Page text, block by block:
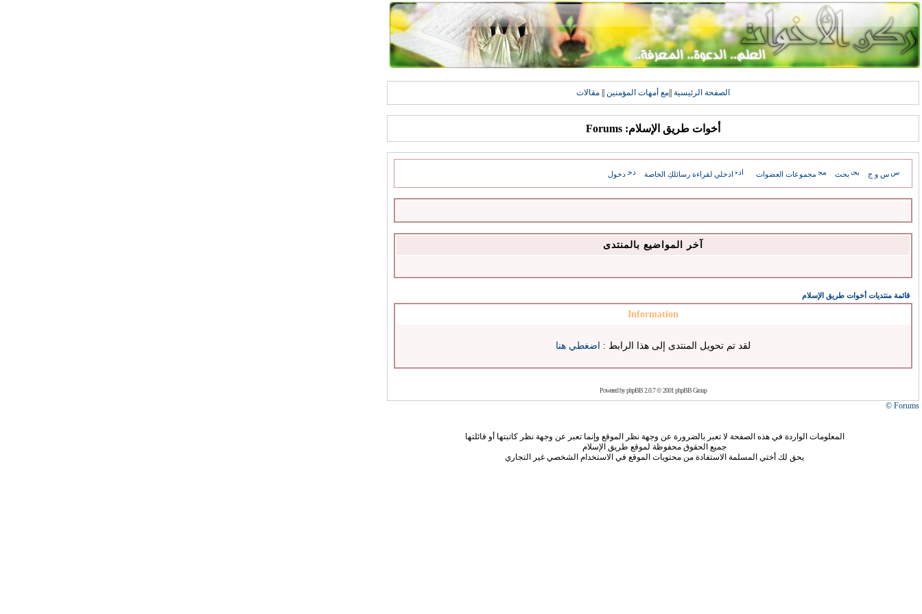
الصفحة الرئيسية مع أمهات المؤمنين مقالات
أخوات طريق الإسلام: Forums
س و ج بحث مجموعات العضوات ادخلي لقراءة رسائلكِ الخاصة دخول
آخر المواضيع بالمنتدى
قائمة منتديات أخوات طريق الإسلام
Information
لقد تم تحويل المنتدى إلى هذا الرابط : اضغطي هنا
Powered byphpBB2.0.7 © 2001 phpBB Group
Forums ©
المعلومات الواردة في هذه الصفحة لا تعبر بالضرورة عن وجهة نظر الموقع وإنما تعبر عن وجهة نظر كاتبتها أو قائلتها
جميع الحقوق محفوظة لموقع طريق الإسلام
يحق لك أختي المسلمة الاستفادة من محتويات الموقع في الاستخدام الشخصي غير التجاري